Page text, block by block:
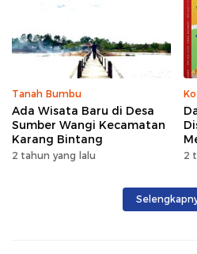
Tanah Bumbu
Ada Wisata Baru di Desa
Sumber Wangi Kecamatan
Karang Bintang
2 tahun yang lalu 2